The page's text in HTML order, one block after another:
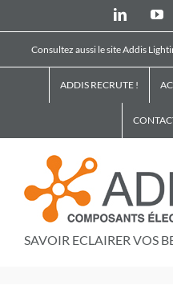
LinkedIn
Consultez aussi le site Addis
ADDIS RECRUTE !
SAVOIR ECLAIRER VOS